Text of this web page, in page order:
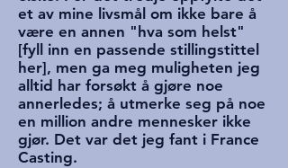
et av mine livsmål om ikke bare å
være en annen "hva som helst"
[fyll inn en passende stillingstittel
her], men ga meg muligheten jeg
alltid har forsøkt å gjøre noe
annerledes; å utmerke seg på noe
en million andre mennesker ikke
gjør. Det var det jeg fant i France
Casting.